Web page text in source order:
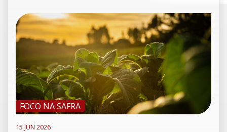
FOCO NA SAFRA
15 JUN 2026